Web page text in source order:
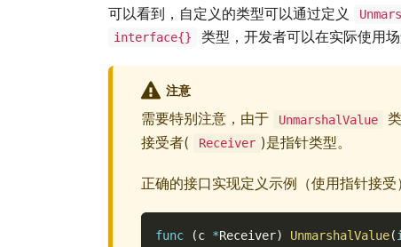
可以看到，自定义的类型可以通过定义
interface{} 类型，开发者可以在实际使用
注意
需要特别注意，由于 UnmarshalValue
接受者(
Receiver )是指针类型。
正确的接口实现定义示例（使用指针接受
func (c *Receiver) UnmarshalValue(